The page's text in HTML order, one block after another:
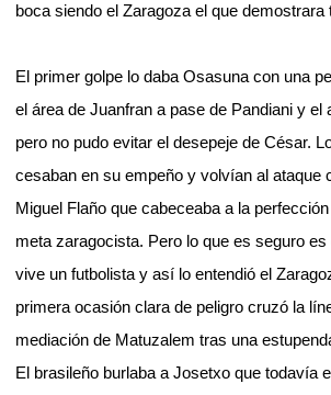
boca siendo el Zaragoza el que
El primer golpe lo daba Osasuna con una
el área de Juanfran a pase de Pandiani y el
pero no pudo evitar el desepeje de César.
cesaban en su empeño y volvían al ataque
Miguel Flaño que cabeceaba a la
meta zaragocista. Pero lo que es seguro
vive un futbolista y así lo entendió el
primera ocasión clara de peligro cruzó la
mediación de Matuzalem tras una
El brasileño burlaba a Josetxo que todavía